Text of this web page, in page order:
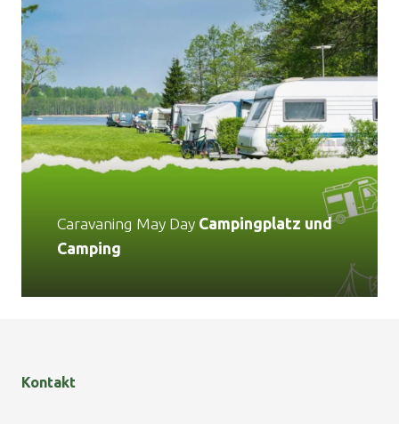
Caravaning May Day Campingplatz und
Camping
Kontakt